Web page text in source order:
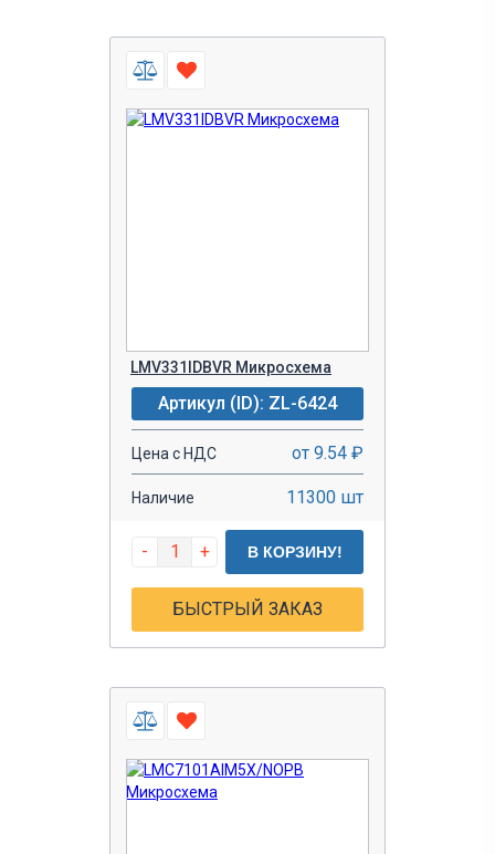
LMV331IDBVR Микросхема
Артикул (ID): ZL-6424
Цена с НДС от 9.54 ₽
Наличие 11300 шт
- + В КОРЗИНУ!
БЫСТРЫЙ ЗАКАЗ